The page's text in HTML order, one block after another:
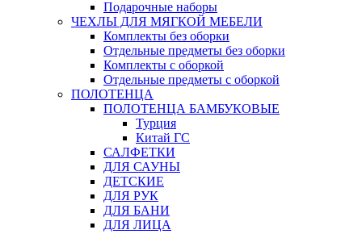
Подарочные наборы
ЧЕХЛЫ ДЛЯ МЯГКОЙ МЕБЕЛИ
Комплекты без оборки
Отдельные предметы без оборки
Комплекты с оборкой
Отдельные предметы с оборкой
ПОЛОТЕНЦА
ПОЛОТЕНЦА БАМБУКОВЫЕ
Турция
Китай ГС
САЛФЕТКИ
ДЛЯ САУНЫ
ДЕТСКИЕ
ДЛЯ РУК
ДЛЯ БАНИ
ДЛЯ ЛИЦА